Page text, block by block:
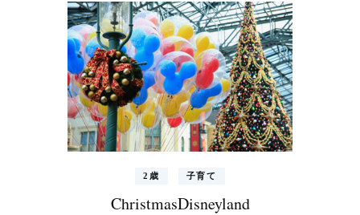
2歳 子育て
ChristmasDisneyland